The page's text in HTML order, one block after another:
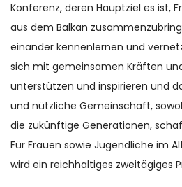
Konferenz, deren Hauptziel es ist,
aus dem Balkan
einander kennenlernen und
sich mit gemeinsamen Kräften
unterstützen und inspirieren und
und nützliche Gemeinschaft,
die zukünftige Generationen,
Für Frauen sowie Jugendliche im
wird ein reichhaltiges zweitägiges